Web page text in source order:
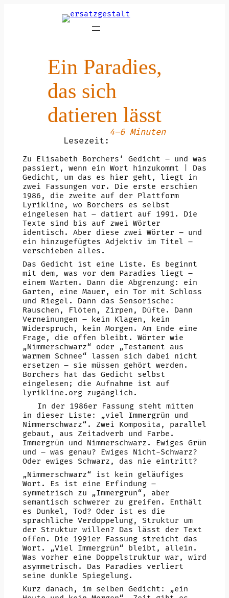
Ein Paradies,
das sich
datieren lässt
Lesezeit:
4–6 Minuten
Zu Elisabeth Borchers‘ Gedicht – und was
passiert, wenn ein Wort hinzukommt | Das
Gedicht, um das es hier geht, liegt in
zwei Fassungen vor. Die erste erschien
1986, die zweite auf der Plattform
Lyrikline, wo Borchers es selbst
eingelesen hat – datiert auf 1991. Die
Texte sind bis auf zwei Wörter
identisch. Aber diese zwei Wörter – und
ein hinzugefügtes Adjektiv im Titel –
verschieben alles.
Das Gedicht ist eine Liste. Es beginnt
mit dem, was vor dem Paradies liegt –
einem Warten. Dann die Abgrenzung: ein
Garten, eine Mauer, ein Tor mit Schloss
und Riegel. Dann das Sensorische:
Rauschen, Flöten, Zirpen, Düfte. Dann
Verneinungen – kein Klagen, kein
Widerspruch, kein Morgen. Am Ende eine
Frage, die offen bleibt. Wörter wie
„Nimmerschwarz“ oder „Testament aus
warmem Schnee“ lassen sich dabei nicht
ersetzen – sie müssen gehört werden.
Borchers hat das Gedicht selbst
eingelesen; die Aufnahme ist auf
lyrikline.org zugänglich.
In der 1986er Fassung steht mitten
in dieser Liste: „viel Immergrün und
Nimmerschwarz“. Zwei Komposita, parallel
gebaut, aus Zeitadverb und Farbe.
Immergrün und Nimmerschwarz. Ewiges Grün
und – was genau? Ewiges Nicht-Schwarz?
Oder ewiges Schwarz, das nie eintritt?
„Nimmerschwarz“ ist kein geläufiges
Wort. Es ist eine Erfindung –
symmetrisch zu „Immergrün“, aber
semantisch schwerer zu greifen. Enthält
es Dunkel, Tod? Oder ist es die
sprachliche Verdoppelung, Struktur um
der Struktur willen? Das lässt der Text
offen. Die 1991er Fassung streicht das
Wort. „Viel Immergrün“ bleibt, allein.
Was vorher eine Doppelstruktur war, wird
asymmetrisch. Das Paradies verliert
seine dunkle Spiegelung.
Kurz danach, im selben Gedicht: „ein